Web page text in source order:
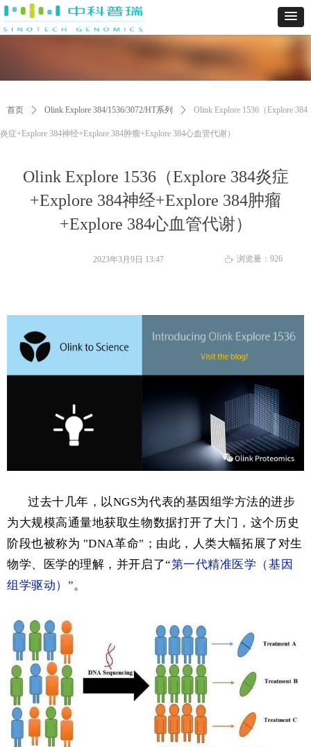
Olink Explore 1536（Explore 384炎症
+Explore 384神经+Explore 384肿瘤
+Explore 384心血管代谢）
首页 ꄲ Olink Explore 384/1536/3072/HT系列 ꄲ Olink Explore 1536（Explore 384
炎症+Explore 384神经+Explore 384肿瘤+Explore 384心血管代谢）
过去十几年，以NGS为代表的基因组学方法的进步
为大规模高通量地获取生物数据打开了大门， 这个历史
阶段也被称为 "DNA革命" ；由此，人类大幅拓展了对生
物学、医学的理解，并开启了“第一代精准医学（基因
组学驱动）”。
2023年3月9日 13:47 ꄘ 浏览量： 926